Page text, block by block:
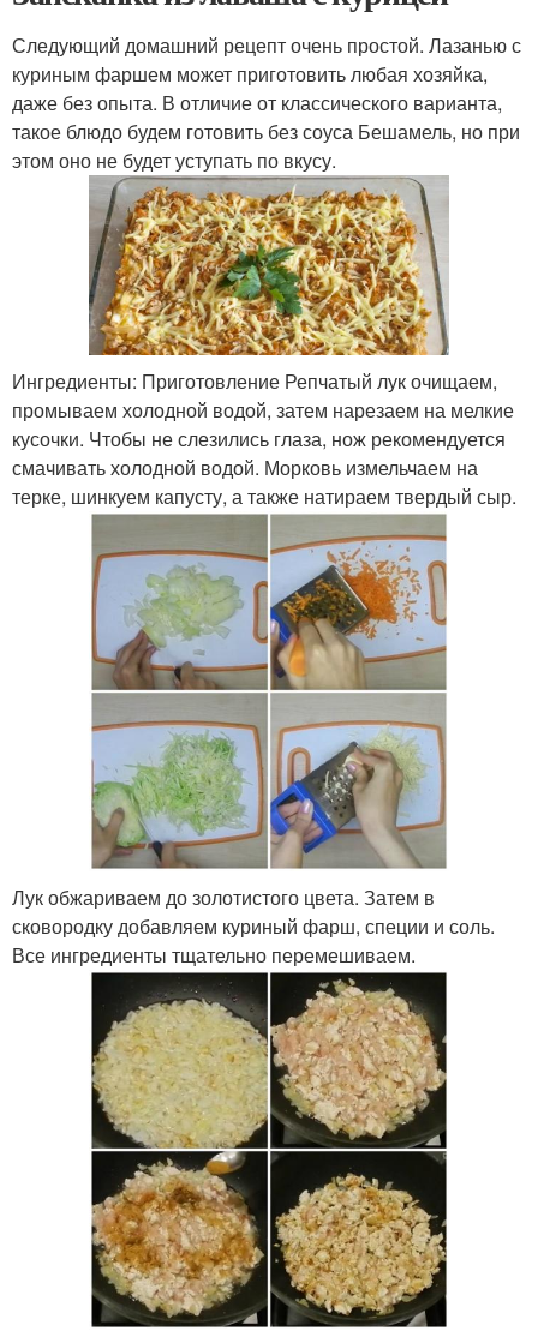
Следующий домашний рецепт очень простой. Лазанью с
куриным фаршем может приготовить любая хозяйка,
даже без опыта. В отличие от классического варианта,
такое блюдо будем готовить без соуса Бешамель, но при
этом оно не будет уступать по вкусу.
Ингредиенты: Приготовление Репчатый лук очищаем,
промываем холодной водой, затем нарезаем на мелкие
кусочки. Чтобы не слезились глаза, нож рекомендуется
смачивать холодной водой. Морковь измельчаем на
терке, шинкуем капусту, а также натираем твердый сыр.
Лук обжариваем до золотистого цвета. Затем в
сковородку добавляем куриный фарш, специи и соль.
Все ингредиенты тщательно перемешиваем.